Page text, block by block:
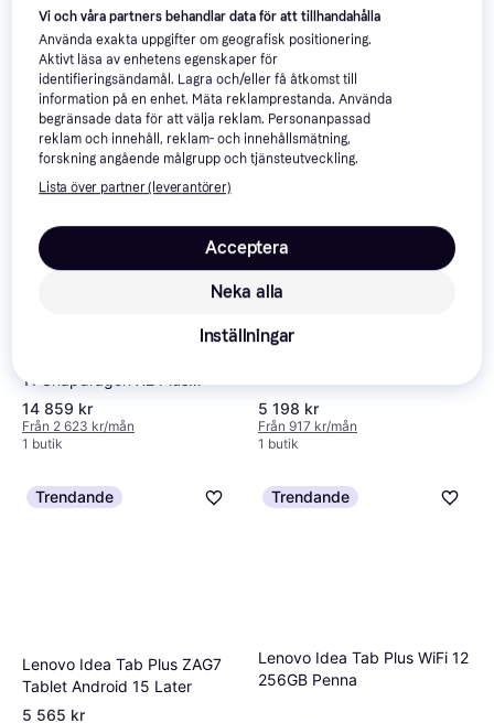
Snapdragon X2 Plus PCIe
Gen4
14 498 kr17 659 kr
Från 2 559 kr/mån
1 butik
14Q8X9 Snap-10C
16GB 512/OLED 14.5"
Copilot PC
14.5" Qualcomm Snapdragon X
Plus, 16 GB RAM, 512 GB SSD
14 990 kr
1 butik
Trendande
11 Snapdragon X2 Plus
Laptop
14 859 kr
Från 2 623 kr/mån
1 butik
Lenovo Tab Plus Keyboard
5 198 kr
Från 917 kr/mån
1 butik
Trendande
Lenovo Idea Tab Plus ZAG7
Tablet Android 15 Later
5 565 kr
Trendande
Lenovo Idea Tab Plus WiFi 12
256GB Penna
Vi och våra partners behandlar data för att tillhandahålla
Använda exakta uppgifter om geografisk positionering.
Aktivt läsa av enhetens egenskaper för
identifieringsändamål. Lagra och/eller få åtkomst till
information på en enhet. Mäta reklamprestanda. Använda
begränsade data för att välja reklam. Personanpassad
reklam och innehåll, reklam- och innehållsmätning,
forskning angående målgrupp och tjänsteutveckling.
Lista över partner (leverantörer)
Neka alla
Acceptera
Inställningar